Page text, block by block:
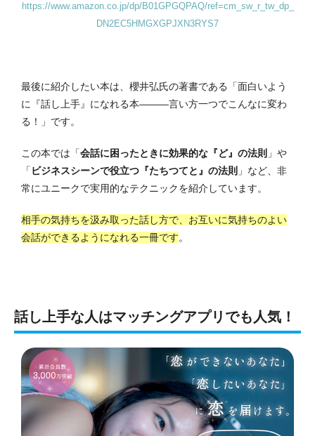
https://www.amazon.co.jp/dp/B01GPGQPAQ/ref=cm_sw_r_tw_dp_
DN2EC5HMGXGPJXN3RYS7
最後に紹介したい本は、櫻井弘氏の著書である「面白いよう
に『話し上手』になれる本―――言い方一つでこんなに変わ
る！」です。
この本では「会話に困ったときに効果的な『ど』の法則 」や
「 ビジネスシーンで役立つ『たちつてと』の法則 」など、非
常にユニークで実用的なテクニックを紹介しています。
相手の気持ちを汲み取った話し方で、お互いに気持ちのよい
会話ができるようになれる一冊です。
話し上手な人はマッチングアプリでも人気！